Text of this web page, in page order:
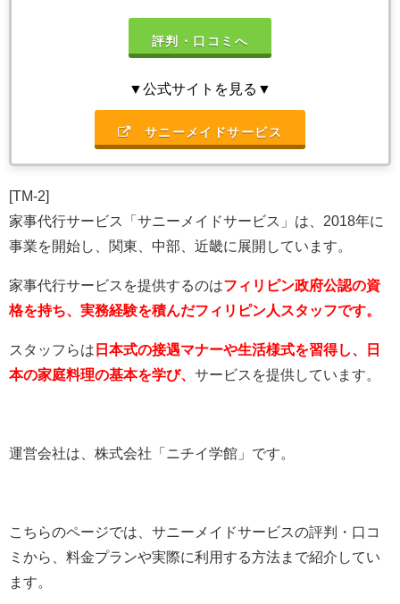
評判・口コミへ
▼公式サイトを見る▼
サニーメイドサービス
[TM-2]
家事代行サービス「サニーメイドサービス」は、2018年に
事業を開始し、関東、中部、近畿に展開しています。
家事代行サービスを提供するのはフィリピン政府公認の資
格を持ち、実務経験を積んだフィリピン人スタッフです。
スタッフらは 日本式の接遇マナーや生活様式を習得し、日
本の家庭料理の基本を学び、 サービスを提供しています。
運営会社は、株式会社「ニチイ学館」です。
こちらのページでは、サニーメイドサービスの評判・口コ
ミから、料金プランや実際に利用する方法まで紹介してい
ます。